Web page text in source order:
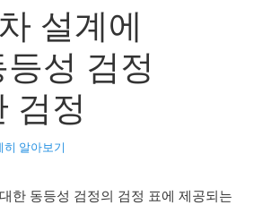
설계에
성 검정
검정
알아보기
한 동등성 검정의 검정 표에 제공되는